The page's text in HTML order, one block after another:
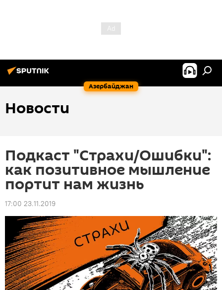
Азербайджан
Новости
Подкаст "Страхи/Ошибки":
как позитивное мышление
портит нам жизнь
17:00 23.11.2019